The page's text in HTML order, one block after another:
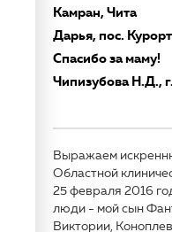
Камран, Чита
Дарья, пос.
Спасибо за маму!
Чипизубова Н.Д.,
Выражаем
Областной
25 февраля 2016
люди - мой сын
Виктории,